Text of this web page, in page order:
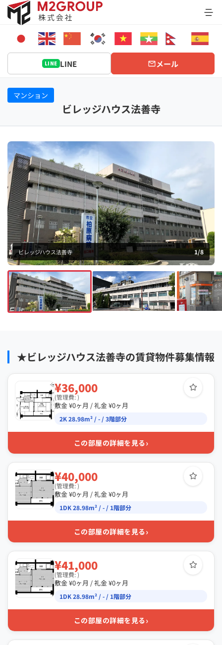
Bỏ
qua
dung
LINE LINE メール
マンション
ビレッジハウス法善寺
ビレッジハウス法善寺 1/8
★ビレッジハウス法善寺の賃貸物件募集情報
¥36,000
(管理費: )
敷金 ¥0ヶ月 / 礼金 ¥0ヶ月
2K 28.98m² / - / 3階部分
この部屋の詳細を見る›
¥40,000
(管理費: )
敷金 ¥0ヶ月 / 礼金 ¥0ヶ月
1DK 28.98m² / - / 1階部分
この部屋の詳細を見る›
¥41,000
(管理費: )
敷金 ¥0ヶ月 / 礼金 ¥0ヶ月
1DK 28.98m² / - / 1階部分
この部屋の詳細を見る›